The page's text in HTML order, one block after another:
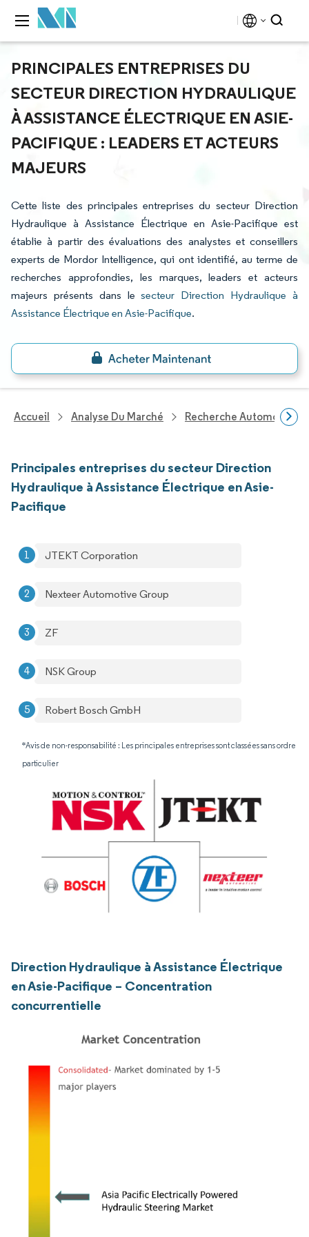
PRINCIPALES ENTREPRISES DU
SECTEUR DIRECTION HYDRAULIQUE
À ASSISTANCE ÉLECTRIQUE EN ASIE-
PACIFIQUE : LEADERS ET ACTEURS
MAJEURS
Cette liste des principales entreprises du secteur Direction
Hydraulique à Assistance Électrique en Asie-Pacifique est
établie à partir des évaluations des analystes et conseillers
experts de Mordor Intelligence, qui ont identifié, au terme de
recherches approfondies, les marques, leaders et acteurs
majeurs présents dans lesecteur Direction Hydraulique à
Assistance Électrique en Asie-Pacifique.
Accueil Analyse Du Marché Recherche Automobile
Principales entreprises du secteur Direction
Hydraulique à Assistance Électrique en Asie-
Pacifique
JTEKT Corporation
Nexteer Automotive Group
ZF
NSK Group
Robert Bosch GmbH
*Avis de non-responsabilité : Les principales entreprises sont classées sans ordre
particulier
Direction Hydraulique à Assistance Électrique
en Asie-Pacifique – Concentration
concurrentielle